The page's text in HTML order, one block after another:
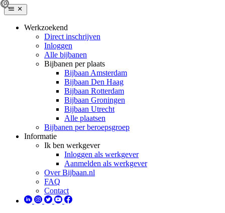
Werkzoekend
Direct inschrijven
Inloggen
Alle bijbanen
Bijbanen per plaats
Bijbaan Amsterdam
Bijbaan Den Haag
Bijbaan Rotterdam
Bijbaan Groningen
Bijbaan Utrecht
Alle plaatsen
Bijbanen per beroepsgroep
Informatie
Ik ben werkgever
Inloggen als werkgever
Aanmelden als werkgever
Over Bijbaan.nl
FAQ
Contact